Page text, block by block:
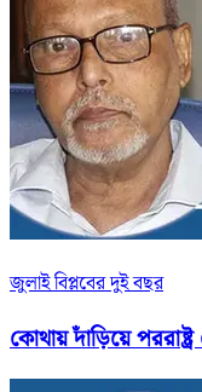
জুলাই বিপ্লবের দুই বছর
কোথায় দাঁড়িয়ে